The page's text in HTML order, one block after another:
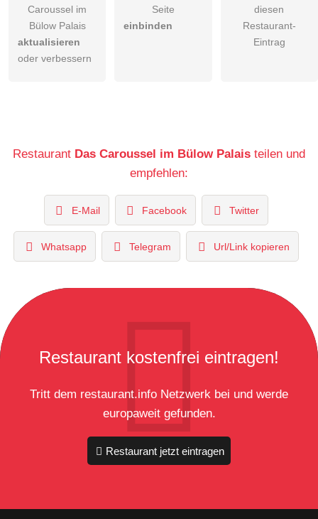
Caroussel im
Bülow Palais
aktualisieren
oder verbessern
Seite
einbinden
diesen
Restaurant-
Eintrag
Restaurant Das Caroussel im Bülow Palais teilen und
empfehlen:
E-Mail Facebook Twitter
Whatsapp Telegram Url/Link kopieren
Restaurant kostenfrei eintragen!
Tritt dem restaurant.info Netzwerk bei und werde
europaweit gefunden.
Restaurant jetzt eintragen